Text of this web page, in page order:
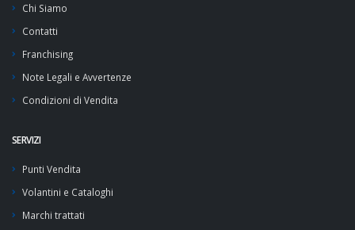
Chi Siamo
Contatti
Franchising
Note Legali e Avvertenze
Condizioni di Vendita
SERVIZI
Punti Vendita
Volantini e Cataloghi
Marchi trattati